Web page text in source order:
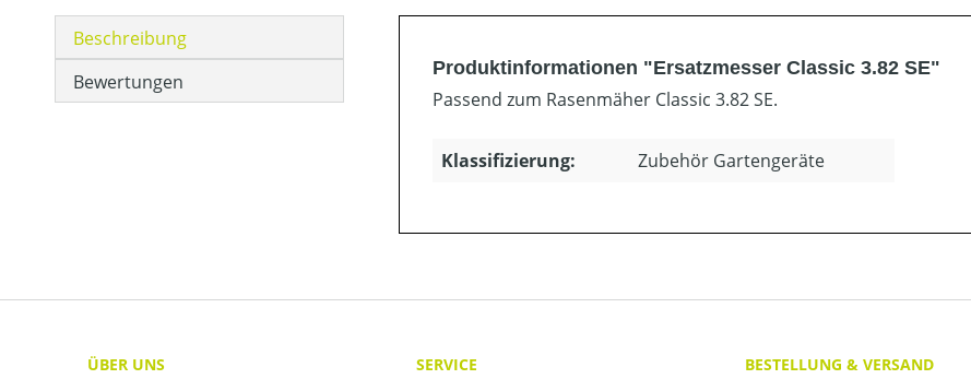
Beschreibung
Bewertungen
Produktinformationen "Ersatzmesser Classic 3.82 SE"
Passend zum Rasenmäher Classic 3.82 SE.
Klassifizierung: Zubehör Gartengeräte
ÜBER UNS
SERVICE
BESTELLUNG & VERSAND